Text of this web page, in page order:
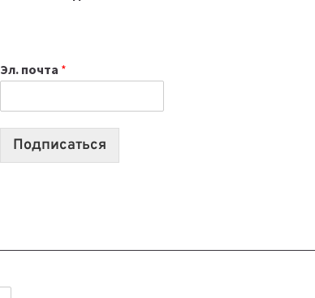
2026:
10
Эл. почта *
Подписаться